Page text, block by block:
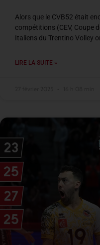
Alors que le CVB52 était
compétitions (CEV, Coupe
Italiens du Trentino Volley
LIRE LA SUITE »